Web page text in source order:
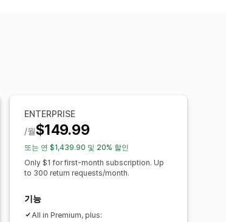
ENTERPRISE
$149.99
/월
또는 연 $1,439.90 및 20% 할인
Only $1 for first-month subscription. Up
to 300 return requests/month.
기능
All in Premium, plus: